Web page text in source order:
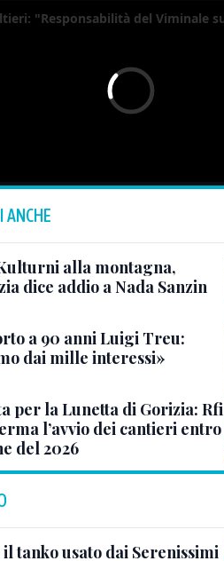
ANCHE
alla montagna,
dice addio a Nada Sanzin
a 90 anni Luigi Treu:
dai mille interessi»
per la Lunetta di Gorizia: Rfi
l’avvio dei cantieri entro
del 2026
il tanko usato dai Serenissimi